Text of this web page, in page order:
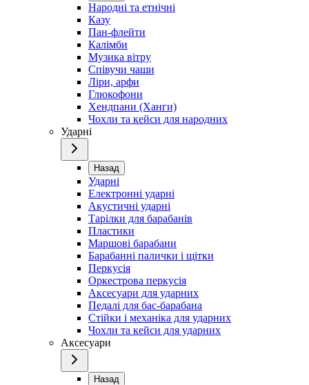
Народні та етнічні
Казу
Пан-флейти
Калімби
Музика вітру
Співучи чаши
Ліри, арфи
Глюкофони
Хендпани (Ханги)
Чохли та кейси для народних
Ударні
Назад
Ударні
Електронні ударні
Акустичні ударні
Тарілки для барабанів
Пластики
Маршові барабани
Барабанні палички і щітки
Перкусія
Оркестрова перкусія
Аксесуари для ударних
Педалі для бас-барабана
Стійки і механіка для ударних
Чохли та кейси для ударних
Аксесуари
Назад